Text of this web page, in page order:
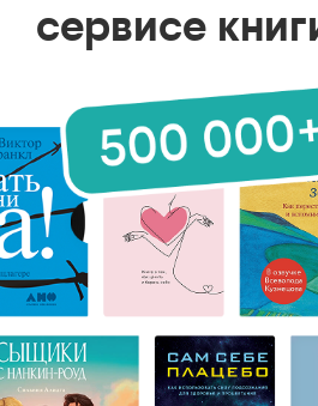
сервисе